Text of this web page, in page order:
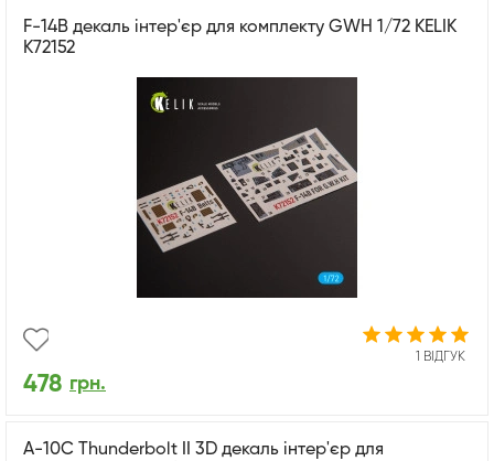
F-14B декаль інтер'єр для комплекту GWH 1/72 KELIK
K72152
1 ВІДГУК
478 грн.
A-10C Thunderbolt II 3D декаль інтер'єр для